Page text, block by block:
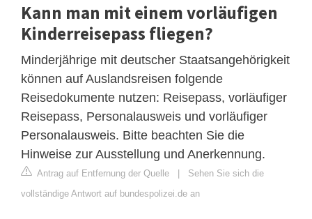
Kann man mit einem vorläufigen
Kinderreisepass fliegen?
Minderjährige mit deutscher Staatsangehörigkeit
können auf Auslandsreisen folgende
Reisedokumente nutzen: Reisepass, vorläufiger
Reisepass, Personalausweis und vorläufiger
Personalausweis. Bitte beachten Sie die
Hinweise zur Ausstellung und Anerkennung.
Antrag auf Entfernung der Quelle | Sehen Sie sich die
vollständige Antwort auf bundespolizei.de an